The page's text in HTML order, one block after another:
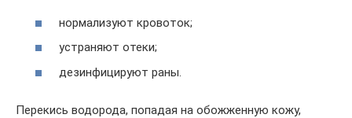
нормализуют кровоток;
устраняют отеки;
дезинфицируют раны.
Перекись водорода, попадая на обожженную кожу,